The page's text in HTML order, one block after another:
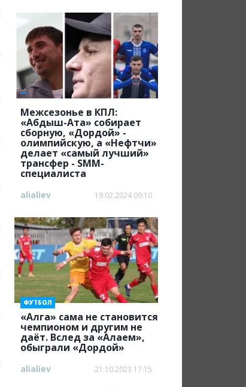
Межсезонье в КПЛ:
«Абдыш-Ата» собирает
сборную, «Дордой» -
олимпийскую, а «Нефтчи»
делает «самый лучший»
трансфер - SMM-
специалиста
alialiev 19.02.2024 09:10
«Алга» cама не становится
чемпионом и другим не
даёт. Вслед за «Алаем»,
обыграли «Дордой»
ФУТБОЛ
alialiev 21.10.2023 17:15